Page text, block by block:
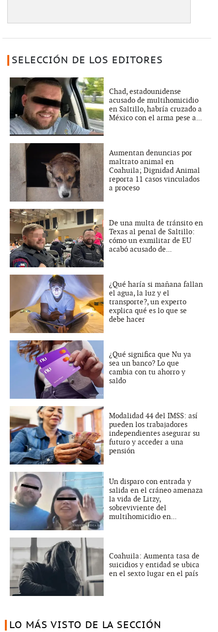
SELECCIÓN DE LOS EDITORES
Chad, estadounidense
acusado de multihomicidio
en Saltillo, habría cruzado a
México con el arma pese a...
Aumentan denuncias por
maltrato animal en
Coahuila; Dignidad Animal
reporta 11 casos vinculados
a proceso
De una multa de tránsito en
Texas al penal de Saltillo:
cómo un exmilitar de EU
acabó acusado de...
¿Qué haría si mañana fallan
el agua, la luz y el
transporte?, un experto
explica qué es lo que se
debe hacer
¿Qué significa que Nu ya
sea un banco? Lo que
cambia con tu ahorro y
saldo
Modalidad 44 del IMSS: así
pueden los trabajadores
independientes asegurar su
futuro y acceder a una
pensión
Un disparo con entrada y
salida en el cráneo amenaza
la vida de Litzy,
sobreviviente del
multihomicidio en...
Coahuila: Aumenta tasa de
suicidios y entidad se ubica
en el sexto lugar en el país
LO MÁS VISTO DE LA SECCIÓN